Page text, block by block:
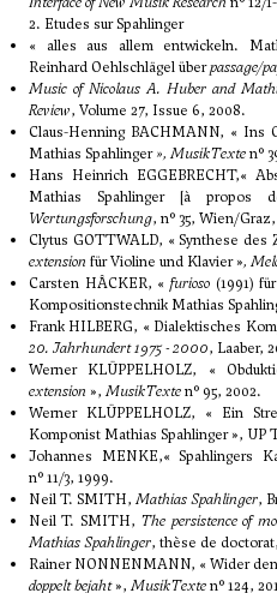
2. Etudes sur Spahlinger
« alles aus allem entwickeln.
Reinhard Oehlschlägel überpassage/
Music of Nicolaus A. Huber and
Review, Volume 27, Issue 6, 2008.
Claus-Henning BACHMANN, « Ins
Mathias Spahlinger», MusikTexten°
Hans Heinrich EGGEBRECHT,«
Mathias Spahlinger [à propos
Wertungsforschung, n° 35, Wien/
Clytus GOTTWALD, « Synthese des
extension für Violine und Klavier »,
Carsten HÂCKER, « furioso (1991)
Kompositionstechnik Mathias
Frank HILBERG, « Dialektisches
20. Jahrhundert 1975 - 2000, Laaber,
Werner KLÜPPELHOLZ, «
extension », MusikTexten° 95, 2002.
Werner KLÜPPELHOLZ, « Ein
Komponist Mathias Spahlinger »,
Johannes MENKE,« Spahlingers
n° 11/3, 1999.
Neil T. SMITH, Mathias Spahlinger,
Neil T. SMITH, The persistence of
Mathias Spahlinger, thèse de
Rainer NONNENMANN, « Wider
doppelt bejaht», MusikTexten° 124,